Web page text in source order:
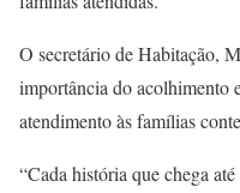
O secretário de Habitação,
importância do acolhimento
atendimento às famílias
“Cada história que chega